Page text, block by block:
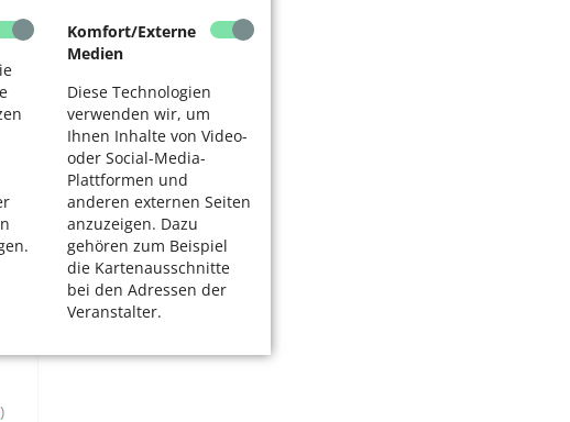
Komfort/Externe
Medien
Diese Technologien
verwenden wir, um
Ihnen Inhalte von Video-
oder Social-Media-
Plattformen und
anderen externen Seiten
anzuzeigen. Dazu
gehören zum Beispiel
die Kartenausschnitte
bei den Adressen der
Veranstalter.
)